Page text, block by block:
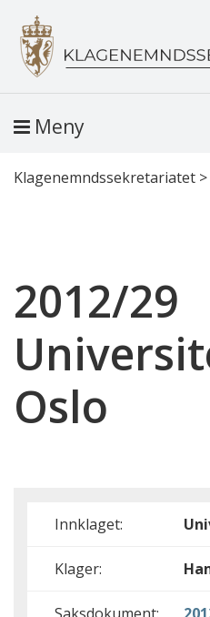
Meny
Klagenemndssekretariatet >
2012/29
Oslo
Innklaget:
Klager: